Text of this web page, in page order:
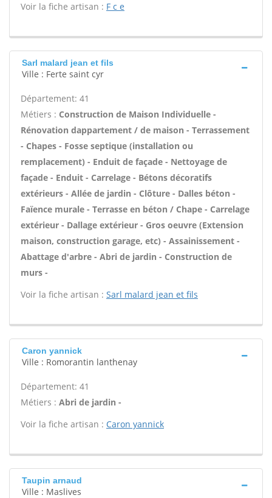
Voir la fiche artisan : F c e
Sarl malard jean et fils
Ville : Ferte saint cyr
Département: 41
Métiers : Construction de Maison Individuelle -
Rénovation dappartement / de maison - Terrassement
- Chapes - Fosse septique (installation ou
remplacement) - Enduit de façade - Nettoyage de
façade - Enduit - Carrelage - Bétons décoratifs
extérieurs - Allée de jardin - Clôture - Dalles béton -
Faïence murale - Terrasse en béton / Chape - Carrelage
extérieur - Dallage extérieur - Gros oeuvre (Extension
maison, construction garage, etc) - Assainissement -
Abattage d'arbre - Abri de jardin - Construction de
murs -
Voir la fiche artisan : Sarl malard jean et fils
Caron yannick
Ville : Romorantin lanthenay
Département: 41
Métiers : Abri de jardin -
Voir la fiche artisan : Caron yannick
Taupin arnaud
Ville : Maslives